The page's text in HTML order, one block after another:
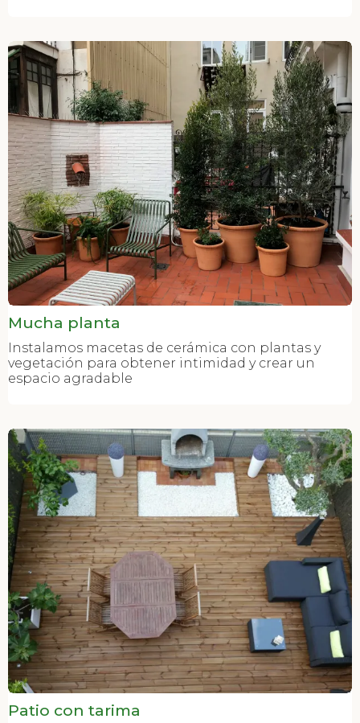
Mucha planta
Instalamos macetas de cerámica con plantas y
vegetación para obtener intimidad y crear un
espacio agradable
Patio con tarima